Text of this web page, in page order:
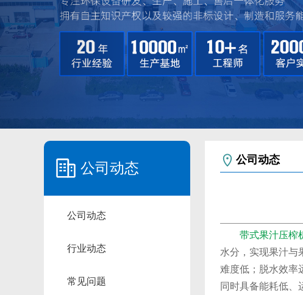
公司动态
公司动态
行业动态
常见问题
公司动态
带式果汁压榨
水分，实现果汁与
难度低；脱水效率
同时具备能耗低、